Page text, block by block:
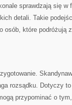
sprawdzają się
detali. Takie
osób, które podróżują
rozsądku. Dotyczy to
przypominać o